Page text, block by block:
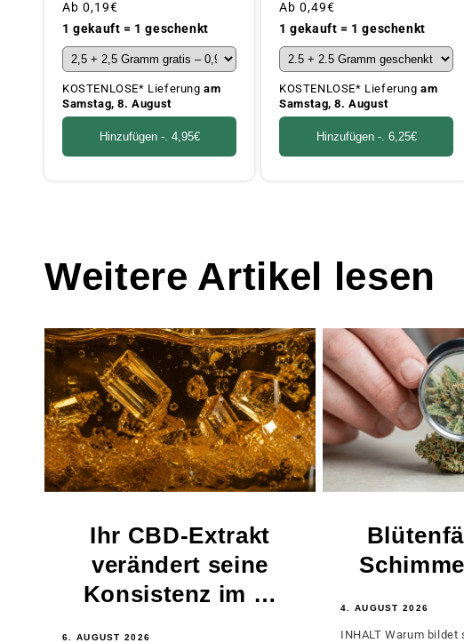
Üblicher
Preis
Ab 0,19€
1 gekauft = 1 geschenkt
KOSTENLOSE* Lieferungam
Samstag, 8. August
Hinzufügen -. 4,95€
Üblicher
Preis
Ab 0,49€
1 gekauft = 1 geschenkt
KOSTENLOSE* Lieferungam
Samstag, 8. August
Hinzufügen -. 6,25€
Weitere Artikel lesen
Ihr CBD-Extrakt
verändert seine
Konsistenz im …
6. AUGUST 2026
4. AUGUST 2026
INHALT Warum